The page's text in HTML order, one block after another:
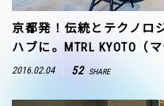
京都発！伝統とテクノロ
ハブに。MTRL KYOTO（
2016.02.04 52 SHARE